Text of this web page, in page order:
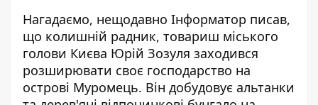
Нагадаємо, нещодавно Інформатор писав,
що колишній радник, товариш міського
голови Києва Юрій Зозуля заходився
розширювати своє господарство на
острові Муромець. Він добудовує альтанки